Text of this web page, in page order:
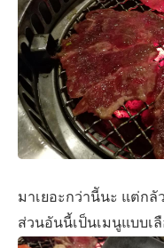
มาเยอะกว่านีันะ แต่กลั
ส่วนอันนี้เป็นเมนูแบบเ